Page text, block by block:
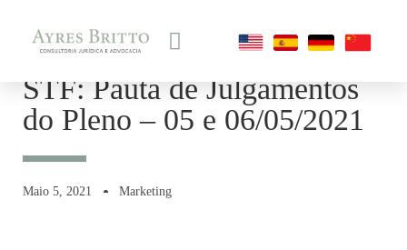
STF: Pauta de Julgamentos
do Pleno – 05 e 06/05/2021
Maio 5, 2021 Marketing